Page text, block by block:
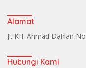
Alamat
Jl. KH. Ahmad Dahlan
Hubungi Kami